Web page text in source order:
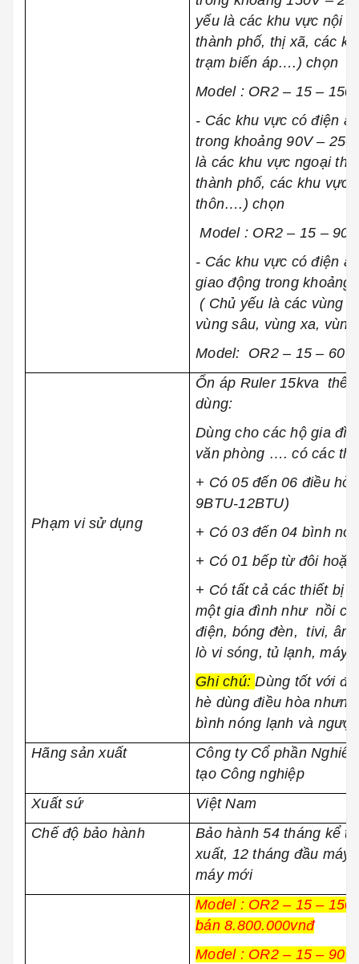
yếu là các khu vực nội
thành phố, thị xã, các
trạm biến áp….) chọn
Model : OR2 – 15 – 150
- Các khu vực có điện
trong khoảng 90V –
là các khu vực ngoại
thành phố, các khu vực
thôn….) chọn
Model : OR2 – 15 – 90
- Các khu vực có điện
giao động trong khoảng
( Chủ yếu là các vùng
vùng sâu, vùng xa,
Model: OR2 – 15 – 60
Phạm vi sử dụng
Ổn áp Ruler 15kva thế
dùng:
Dùng cho các hộ gia
văn phòng …. có các
+ Có 05 đến 06 điều
9BTU-12BTU)
+ Có 03 đến 04 bình
+ Có 01 bếp từ đôi hoặc
+ Có tất cả các thiết bị
một gia đình như nồi
điện, bóng đèn, tivi, âm
lò vi sóng, tủ lạnh, máy
Ghi chú:Dùng tốt với
hè dùng điều hòa
bình nóng lạnh và
Hãng sản xuất
Công ty Cổ phần
tạo Công nghiệp
Xuất sứ
Việt Nam
Chế độ bảo hành
Bảo hành 54 tháng kể
xuất, 12 tháng đầu máy
máy mới
Model : OR2 – 15 – 150
bán 8.800.000vnđ
Model : OR2 – 15 – 90